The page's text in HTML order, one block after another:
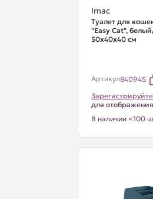
Imac
Туалет для
"Easy Cat",
50х40х40 см
Артикул84094S
для
В наличии <100